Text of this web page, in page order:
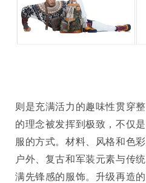
则是充满活力的趣味性贯穿
的理念被发挥到极致，不仅
服的方式。材料、风格和色
户外、复古和军装元素与传
满先锋感的服饰。升级再造